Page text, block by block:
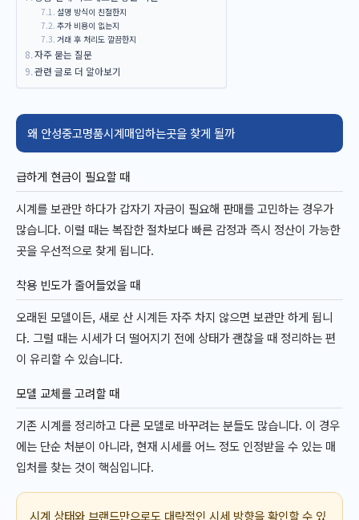
설명 방식이 친절한지
추가 비용이 없는지
거래 후 처리도 깔끔한지
자주 묻는 질문
관련 글로 더 알아보기
왜 안성중고명품시계매입하는곳을 찾게 될까
급하게 현금이 필요할 때
시계를 보관만 하다가 갑자기 자금이 필요해 판매를 고민하는 경우가
많습니다. 이럴 때는 복잡한 절차보다 빠른 감정과 즉시 정산이 가능한
곳을 우선적으로 찾게 됩니다.
착용 빈도가 줄어들었을 때
오래된 모델이든, 새로 산 시계든 자주 차지 않으면 보관만 하게 됩니
다. 그럴 때는 시세가 더 떨어지기 전에 상태가 괜찮을 때 정리하는 편
이 유리할 수 있습니다.
모델 교체를 고려할 때
기존 시계를 정리하고 다른 모델로 바꾸려는 분들도 많습니다. 이 경우
에는 단순 처분이 아니라, 현재 시세를 어느 정도 인정받을 수 있는 매
입처를 찾는 것이 핵심입니다.
시계 상태와 브랜드만으로도 대략적인 시세 방향을 확인할 수 있